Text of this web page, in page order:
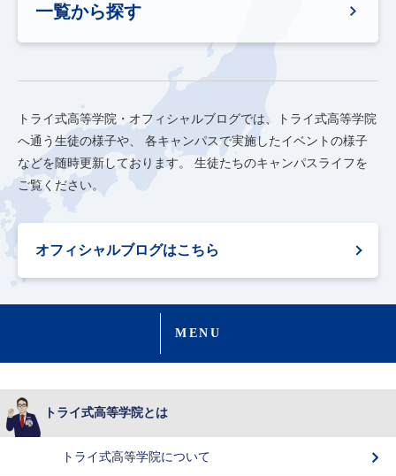
一覧から探す
トライ式高等学院・オフィシャルブログでは、トライ式高等学院
へ通う生徒の様子や、
各キャンパスで実施したイベントの様子
などを随時更新しております。
生徒たちのキャンパスライフを
ご覧ください。
オフィシャルブログはこちら
MENU
トライ式高等学院とは
トライ式高等学院について